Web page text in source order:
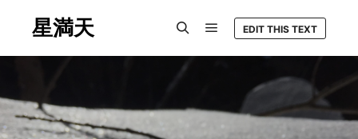
星満天 EDIT THIS TEXT